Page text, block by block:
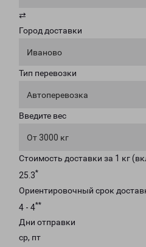
⇄
Город доставки
Иваново
Тип перевозки
Автоперевозка
Введите вес
От 3000 кг
Стоимость доставки за 1 кг
25.3*
Ориентировочный срок
4 - 4**
Дни отправки
ср, пт